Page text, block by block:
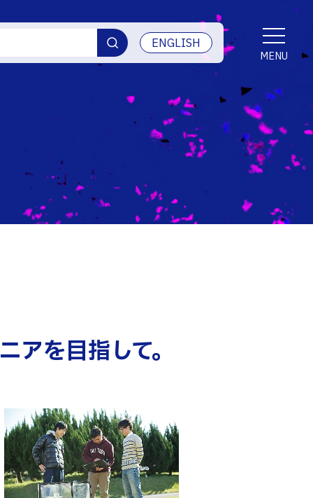
ENGLISH
を目指して。
MENU
産学官連携・地域連携
受賞等
その他
へ 卒業生の方へ 教職員向け